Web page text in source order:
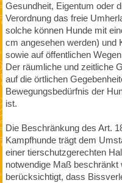
Gesundheit, Eigentum oder
Verordnung das freie
solche können Hunde mit
cm angesehen werden) und
sowie auf öffentlichen
Der räumliche und zeitliche
auf die örtlichen
Bewegungsbedürfnis der
ist.
Die Beschränkung des Art.
Kampfhunde trägt dem
einer tierschutzgerechten
notwendige Maß
berücksichtigt, dass